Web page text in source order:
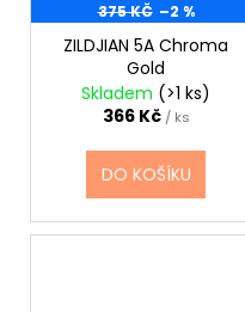
375 KČ –2 %
ZILDJIAN 5A Chroma
Gold
Skladem (>1 ks)
366 Kč / ks
DO KOŠÍKU